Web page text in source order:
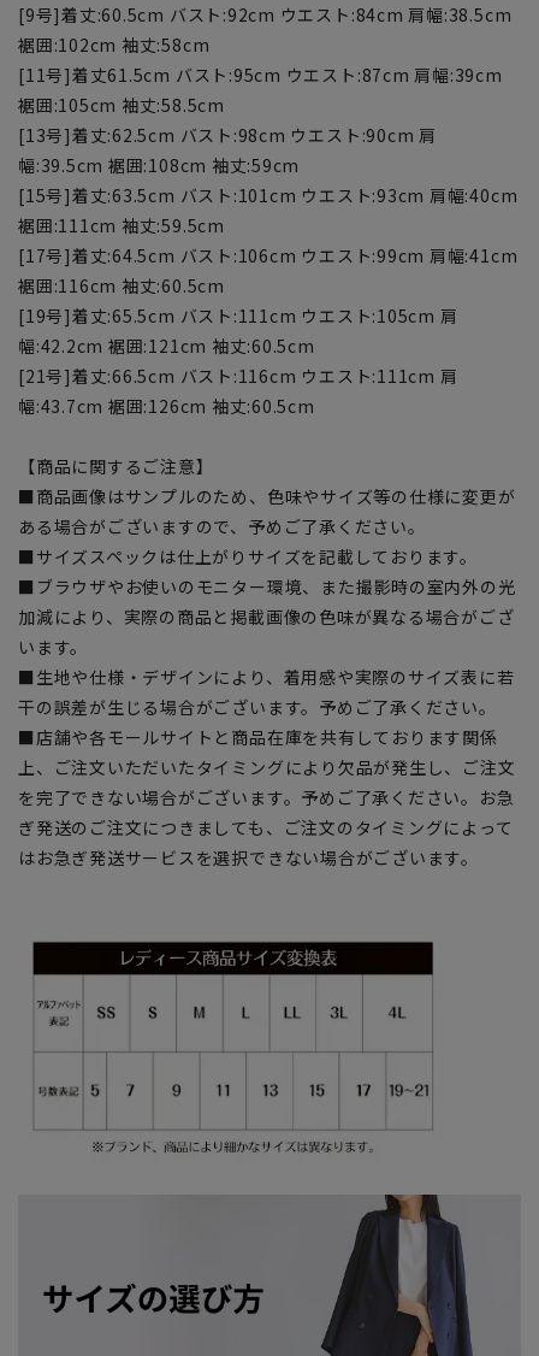
[9号]着丈:60.5cm バスト:92cm ウエスト:84cm 肩幅:38.5cm
裾囲:102cm 袖丈:58cm
[11号]着丈61.5cm バスト:95cm ウエスト:87cm 肩幅:39cm
裾囲:105cm 袖丈:58.5cm
[13号]着丈:62.5cm バスト:98cm ウエスト:90cm 肩
幅:39.5cm 裾囲:108cm 袖丈:59cm
[15号]着丈:63.5cm バスト:101cm ウエスト:93cm 肩幅:40cm
裾囲:111cm 袖丈:59.5cm
[17号]着丈:64.5cm バスト:106cm ウエスト:99cm 肩幅:41cm
裾囲:116cm 袖丈:60.5cm
[19号]着丈:65.5cm バスト:111cm ウエスト:105cm 肩
幅:42.2cm 裾囲:121cm 袖丈:60.5cm
[21号]着丈:66.5cm バスト:116cm ウエスト:111cm 肩
幅:43.7cm 裾囲:126cm 袖丈:60.5cm
【商品に関するご注意】
■商品画像はサンプルのため、色味やサイズ等の仕様に変更が
ある場合がございますので、予めご了承ください。
■サイズスペックは仕上がりサイズを記載しております。
■ブラウザやお使いのモニター環境、また撮影時の室内外の光
加減により、実際の商品と掲載画像の色味が異なる場合がござ
います。
■生地や仕様・デザインにより、着用感や実際のサイズ表に若
干の誤差が生じる場合がございます。予めご了承ください。
■店舗や各モールサイトと商品在庫を共有しております関係
上、ご注文いただいたタイミングにより欠品が発生し、ご注文
を完了できない場合がございます。予めご了承ください。お急
ぎ発送のご注文につきましても、ご注文のタイミングによって
はお急ぎ発送サービスを選択できない場合がございます。